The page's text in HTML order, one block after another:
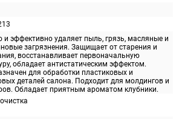
и эффективно удаляет пыль, грязь, масляные и
загрязнения. Защищает от старения и
восстанавливает первоначальную
обладает антистатическим эффектом.
для обработки пластиковых и
деталей салона. Подходит для молдингов и
Обладает приятным ароматом клубники.